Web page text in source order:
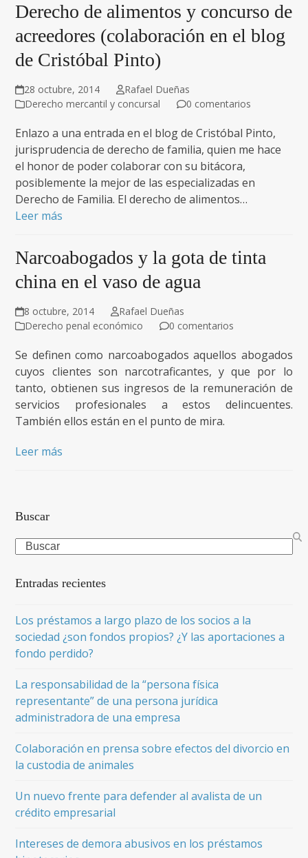
Derecho de alimentos y concurso de
acreedores (colaboración en el blog
de Cristóbal Pinto)
28 octubre, 2014
Rafael Dueñas
Derecho mercantil y concursal
0 comentarios
Enlazo a una entrada en el blog de Cristóbal Pinto,
jurisprudencia de derecho de familia, quien me hace
el honor de poder colaborar con su bitácora,
posiblemente la mejor de las especializadas en
Derecho de Familia. El derecho de alimentos…
Leer más
Narcoabogados y la gota de tinta
china en el vaso de agua
8 octubre, 2014
Rafael Dueñas
Derecho penal económico
0 comentarios
Se definen como narcoabogados aquellos abogados
cuyos clientes son narcotraficantes, y que por lo
tanto, obtienen sus ingresos de la remuneración de
servicios profesionales a estos delincuentes.
También ellos están en el punto de mira.
Leer más
Buscar
Search
Entradas recientes
Los préstamos a largo plazo de los socios a la
sociedad ¿son fondos propios? ¿Y las aportaciones a
fondo perdido?
La responsabilidad de la “persona física
representante” de una persona jurídica
administradora de una empresa
Colaboración en prensa sobre efectos del divorcio en
la custodia de animales
Un nuevo frente para defender al avalista de un
crédito empresarial
Intereses de demora abusivos en los préstamos